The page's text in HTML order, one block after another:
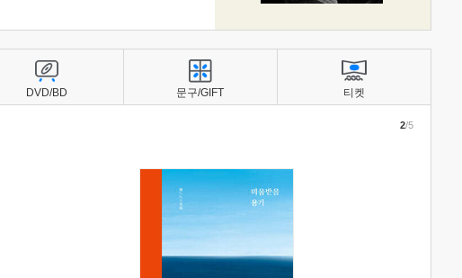
2/5
DVD/BD 문구/GIFT 티켓